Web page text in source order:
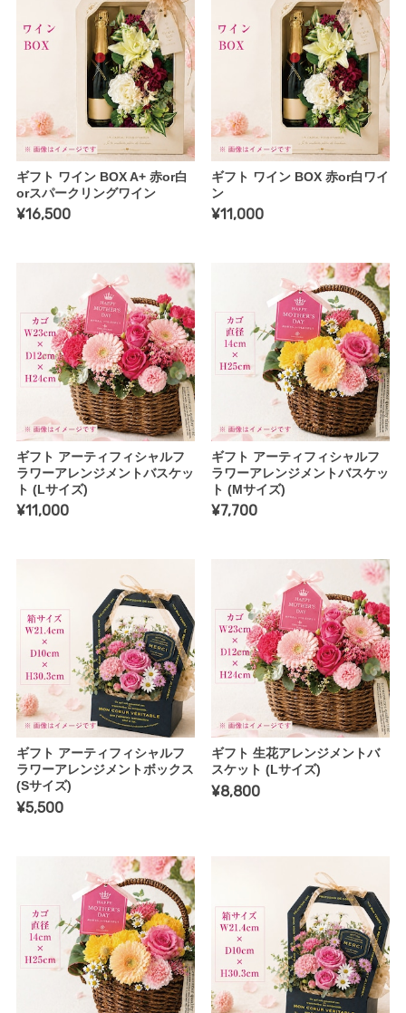
ギフト ワイン BOX A+ 赤or白
orスパークリングワイン
¥16,500
ギフト ワイン BOX 赤or白ワイ
ン
¥11,000
ギフト アーティフィシャルフ
ラワーアレンジメントバスケッ
ト (Lサイズ)
¥11,000
ギフト アーティフィシャルフ
ラワーアレンジメントバスケッ
ト (Mサイズ)
¥7,700
ギフト アーティフィシャルフ
ラワーアレンジメントボックス
(Sサイズ)
¥5,500
ギフト 生花アレンジメントバ
スケット (Lサイズ)
¥8,800